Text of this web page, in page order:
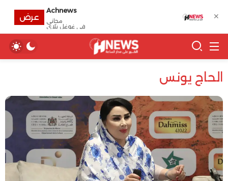
الحاج يونس
✕
Achnews
مجانى
في غوغل بلاي
عرض